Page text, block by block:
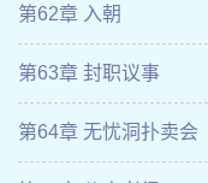
第62章 入朝
第63章 封职议事
第64章 无忧洞扑卖会